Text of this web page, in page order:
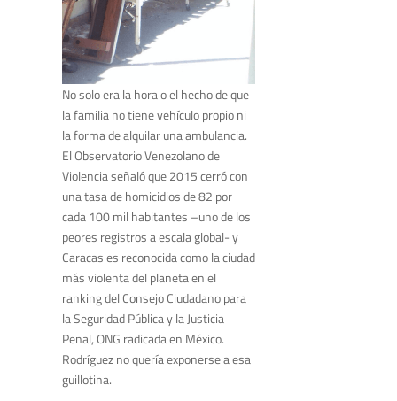
No solo era la hora o el hecho de que
la familia no tiene vehículo propio ni
la forma de alquilar una ambulancia.
El Observatorio Venezolano de
Violencia señaló que 2015 cerró con
una tasa de homicidios de 82 por
cada 100 mil habitantes –uno de los
peores registros a escala global- y
Caracas es reconocida como la ciudad
más violenta del planeta en el
ranking del Consejo Ciudadano para
la Seguridad Pública y la Justicia
Penal, ONG radicada en México.
Rodríguez no quería exponerse a esa
guillotina.